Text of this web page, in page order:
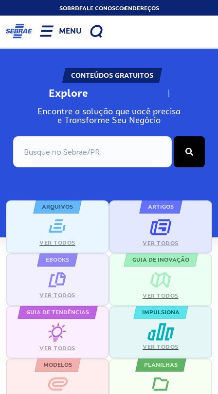
SOBREFALE CONOSCOENDEREÇOS
MENU
CONTEÚDOS GRATUITOS
Explore N
Encontre a solução que você precisa
e Transforme Seu Negócio
ARQUIVOS
VER TODOS
ARTIGOS
VER TODOS
EBOOKS
VER TODOS
GUIA DE INOVAÇÃO
VER TODOS
GUIA DE TENDÊNCIAS
VER TODOS
IMPULSIONA
VER TODOS
MODELOS PLANILHAS